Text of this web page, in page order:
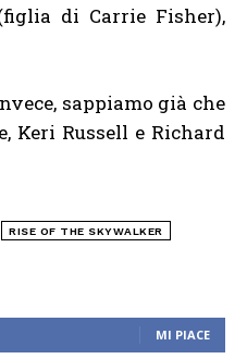
MI PIACE
di Carrie Fisher),
sappiamo già che
Keri Russell e Richard
RISE OF THE SKYWALKER